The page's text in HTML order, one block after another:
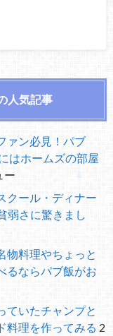
人気記事
ァン必見！パブ
はホームズの部屋
ー
クール・ディナー
弱さに驚きまし
物料理やちょっと
るならパブ飯がお
ていたチャンプと
料理を作ってみる 2